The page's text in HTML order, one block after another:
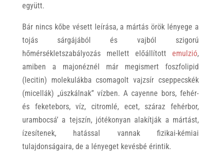
együtt.
Bár nincs kőbe vésett leírása, a mártás örök lényege a
tojás sárgájából és vajból szigorú
hőmérsékletszabályozás mellett előállítottemulzió,
amiben a majonéznél már megismert foszfolipid
(lecitin) molekulákba csomagolt vajzsír cseppecskék
(micellák) „úszkálnak” vízben. A cayenne bors, fehér-
és feketebors, víz, citromlé, ecet, száraz fehérbor,
urambocsá’ a tejszín, jótékonyan alakítják a mártást,
ízesítenek, hatással vannak fizikai-kémiai
tulajdonságaira, de a lényeget kevésbé érintik.